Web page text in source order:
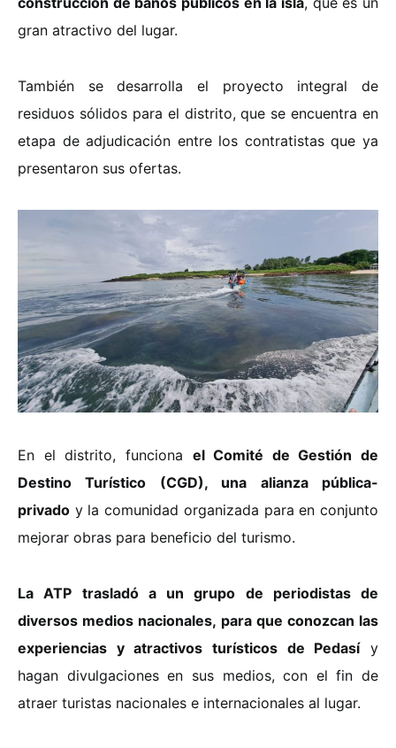
gran atractivo del lugar.
También se desarrolla el proyecto integral de
residuos sólidos para el distrito, que se encuentra en
etapa de adjudicación entre los contratistas que ya
presentaron sus ofertas.
En el distrito, funciona el Comité de Gestión de
Destino Turístico (CGD), una alianza pública-
privado y la comunidad organizada para en conjunto
mejorar obras para beneficio del turismo.
La ATP trasladó a un grupo de periodistas de
diversos medios nacionales, para que conozcan las
experiencias y atractivos turísticos de Pedasíy
hagan divulgaciones en sus medios, con el fin de
atraer turistas nacionales e internacionales al lugar.